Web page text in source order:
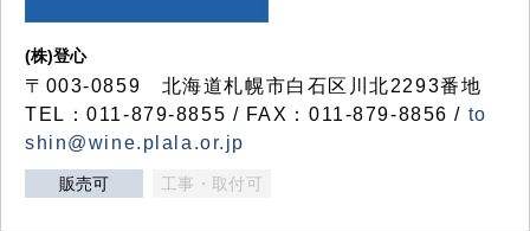
(株)登心
〒003-0859 北海道札幌市白石区川北2293番地
TEL：011-879-8855 / FAX：011-879-8856 / to
shin@wine.plala.or.jp
販売可 工事・取付可